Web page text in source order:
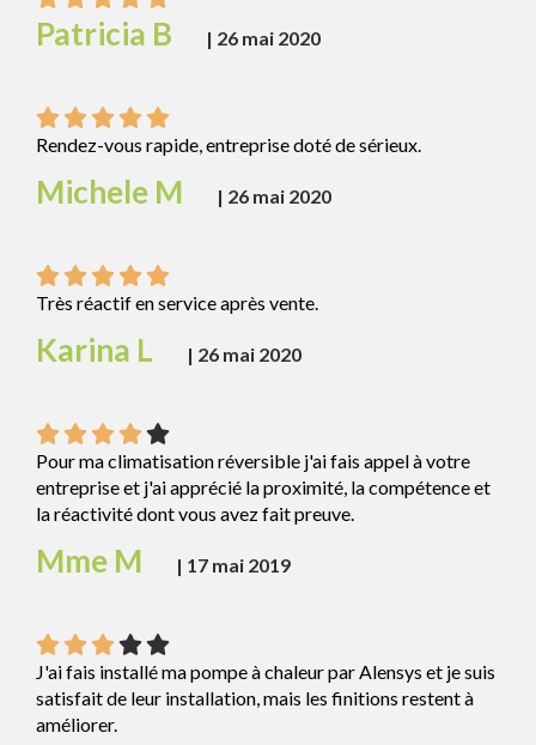
Patricia B | 26 mai 2020
Rendez-vous rapide, entreprise doté de sérieux.
Michele M | 26 mai 2020
Très réactif en service après vente.
Karina L | 26 mai 2020
Pour ma climatisation réversible j'ai fais appel à votre
entreprise et j'ai apprécié la proximité, la compétence et
la réactivité dont vous avez fait preuve.
Mme M | 17 mai 2019
J'ai fais installé ma pompe à chaleur par Alensys et je suis
satisfait de leur installation, mais les finitions restent à
améliorer.